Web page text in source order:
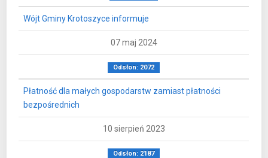
Wójt Gminy Krotoszyce informuje
07 maj 2024
Odsłon: 2072
Płatność dla małych gospodarstw zamiast płatności
bezpośrednich
10 sierpień 2023
Odsłon: 2187